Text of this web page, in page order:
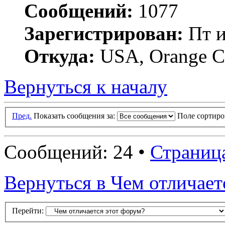
Сообщений: 1077
Зарегистрирован: Пт
Откуда: USA, Orange
Вернуться к началу
Пред. Показать сообщения за: Поле
Сообщений: 24 •
Вернуться в Чем
Перейти: